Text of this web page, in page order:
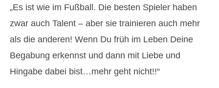
„Es ist wie im Fußball. Die besten Spieler haben
zwar auch Talent – aber sie trainieren auch mehr
als die anderen! Wenn Du früh im Leben Deine
Begabung erkennst und dann mit Liebe und
Hingabe dabei bist…mehr geht nicht!!“